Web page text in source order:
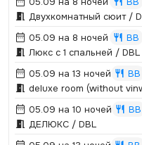
Двухкомнатный сюит /
05.09 на 8 ночей
BB
Люкс с 1 спальней / DBL
05.09 на 13 ночей
BB
deluxe room (without
05.09 на 10 ночей
BB
ДЕЛЮКС / DBL